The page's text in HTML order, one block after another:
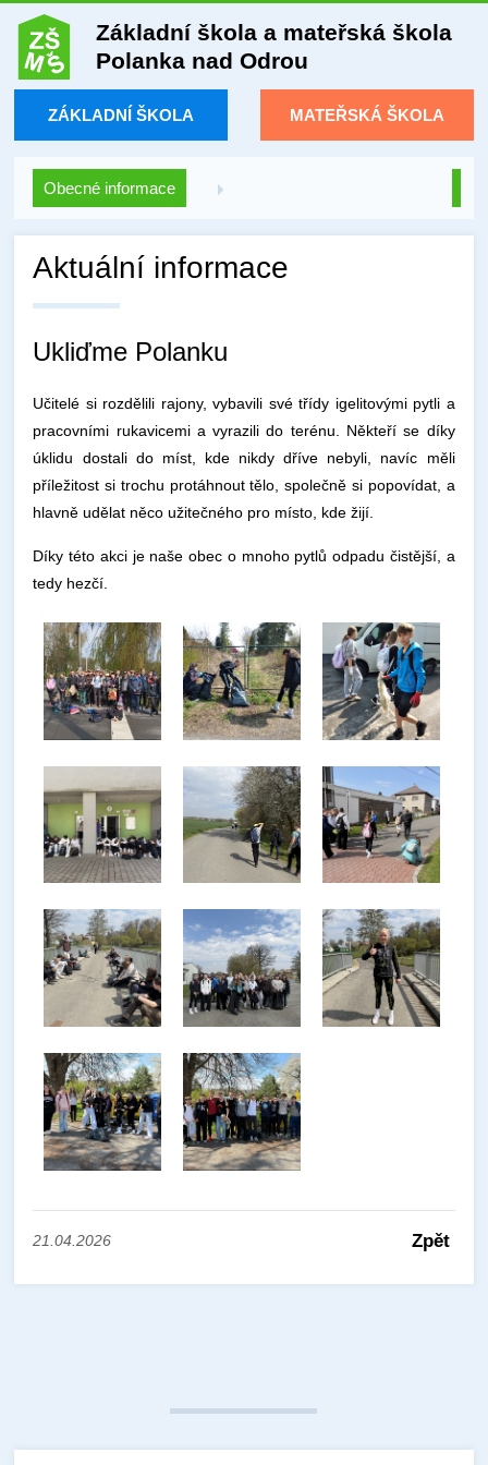
Základní škola a mateřská škola
Polanka nad Odrou
ZÁKLADNÍ ŠKOLA MATEŘSKÁ ŠKOLA
Obecné informace
Aktuální informace
Ukliďme Polanku
Učitelé si rozdělili rajony, vybavili své třídy igelitovými pytli a
pracovními rukavicemi a vyrazili do terénu. Někteří se díky
úklidu dostali do míst, kde nikdy dříve nebyli, navíc měli
příležitost si trochu protáhnout tělo, společně si popovídat, a
hlavně udělat něco užitečného pro místo, kde žijí.
Díky této akci je naše obec o mnoho pytlů odpadu čistější, a
tedy hezčí.
21.04.2026 Zpět